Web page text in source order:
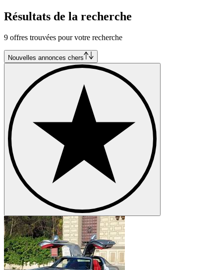
Résultats de la recherche
9 offres trouvées pour votre recherche
Nouvelles annonces chers